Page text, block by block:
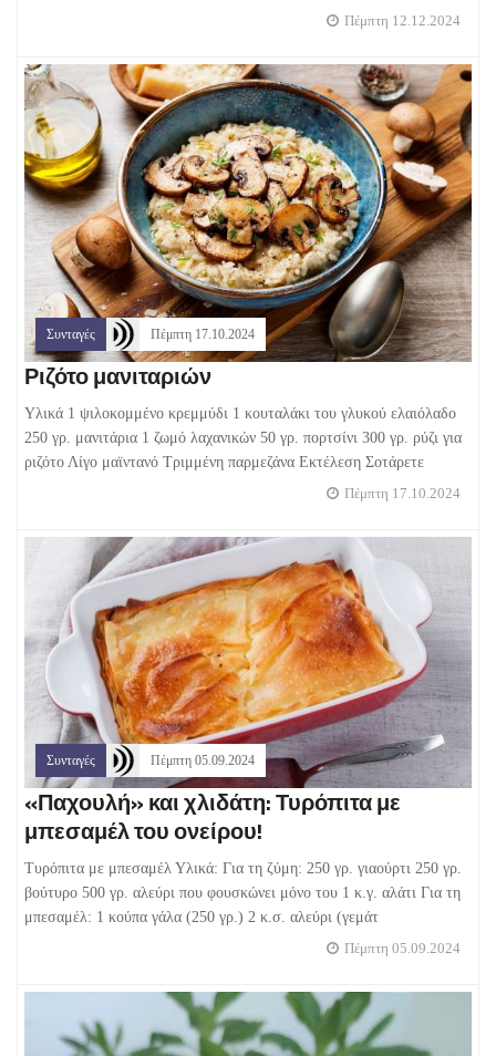
Πέμπτη 12.12.2024
Συνταγές Πέμπτη 17.10.2024
Ριζότο μανιταριών
Υλικά 1 ψιλοκομμένο κρεμμύδι 1 κουταλάκι του γλυκού ελαιόλαδο
250 γρ. μανιτάρια 1 ζωμό λαχανικών 50 γρ. πορτσίνι 300 γρ. ρύζι για
ριζότο Λίγο μαϊντανό Τριμμένη παρμεζάνα Εκτέλεση Σοτάρετε
Πέμπτη 17.10.2024
Συνταγές Πέμπτη 05.09.2024
«Παχουλή» και χλιδάτη: Τυρόπιτα με
μπεσαμέλ του ονείρου!
Τυρόπιτα με μπεσαμέλ Υλικά: Για τη ζύμη: 250 γρ. γιαούρτι 250 γρ.
βούτυρο 500 γρ. αλεύρι που φουσκώνει μόνο του 1 κ.γ. αλάτι Για τη
μπεσαμέλ: 1 κούπα γάλα (250 γρ.) 2 κ.σ. αλεύρι (γεμάτ
Πέμπτη 05.09.2024